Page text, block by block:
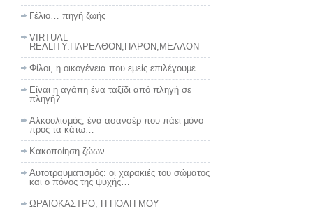
Γέλιο… πηγή ζωής
VIRTUAL
REALITY:ΠΑΡΕΛΘΟΝ,ΠΑΡΟΝ,ΜΕΛΛΟΝ
Φίλοι, η οικογένεια που εμείς επιλέγουμε
Είναι η αγάπη ένα ταξίδι από πληγή σε
πληγή?
Αλκοολισμός, ένα ασανσέρ που πάει μόνο
προς τα κάτω…
Κακοποίηση ζώων
Αυτοτραυματισμός: οι χαρακιές του σώματος
και ο πόνος της ψυχής…
ΩΡΑΙΟΚΑΣΤΡΟ, Η ΠΟΛΗ ΜΟΥ